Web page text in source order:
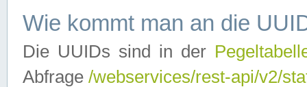
Wie kommt man an die
Die UUIDs sind in der
Abfrage /webservices/rest-api/v2/